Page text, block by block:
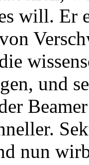
will. Er
und
nun